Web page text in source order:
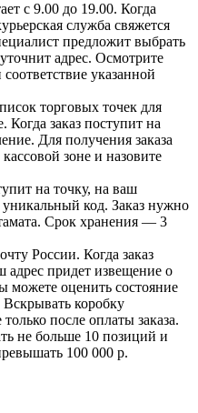
с 9.00 до 19.00. Когда
служба свяжется
предложит выбрать
адрес. Осмотрите
указанной
торговых точек для
Когда заказ поступит на
Для получения заказа
зоне и назовите
на точку, на ваш
код. Заказ нужно
Срок хранения — 3
России. Когда заказ
адрес придет извещение о
можете оценить состояние
Вскрывать коробку
после оплаты заказа.
не больше 10 позиций и
100 000 р.